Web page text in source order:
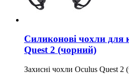
Силиконові чохли для
Quest 2 (чорний)
Захисні чохли Oculus Quest 2